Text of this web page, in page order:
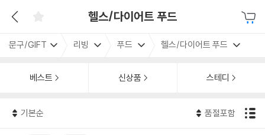
헬스/다이어트 푸드
문구/GIFT 리빙 푸드 헬스/다이어트 푸드
베스트 신상품 스테디
기본순 품절포함